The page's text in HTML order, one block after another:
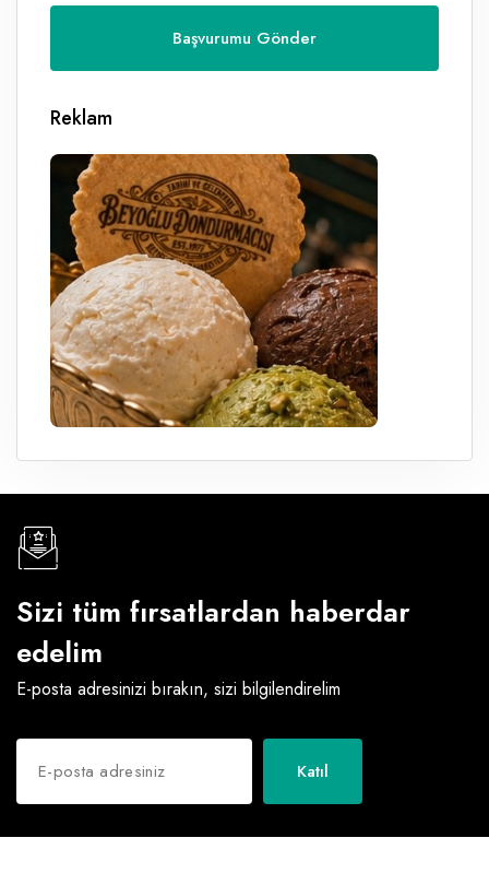
Reklam
Sizi tüm fırsatlardan haberdar
edelim
E-posta adresinizi bırakın, sizi bilgilendirelim
Katıl